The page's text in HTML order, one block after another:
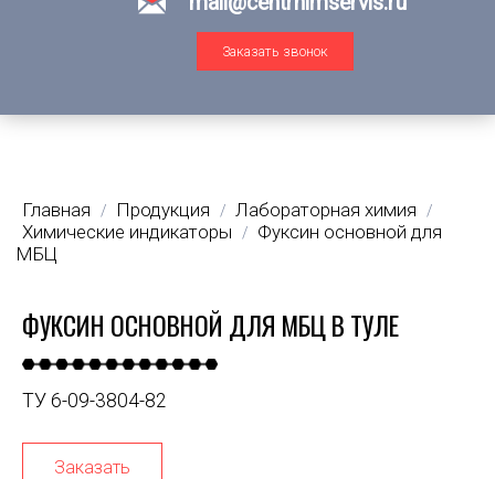
Заказать звонок
Главная / Продукция / Лабораторная химия /
Химические индикаторы /
Фуксин основной для
МБЦ
ФУКСИН ОСНОВНОЙ ДЛЯ МБЦ В ТУЛЕ
ТУ 6-09-3804-82
Заказать